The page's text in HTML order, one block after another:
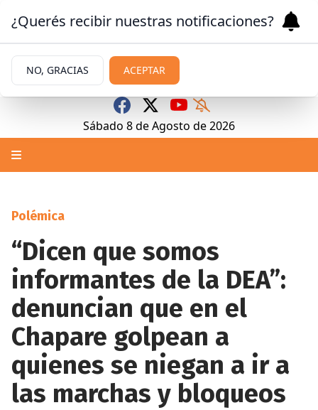
Sábado 8deAgosto de 2026
Polémica
“Dicen que somos
informantes de la DEA”:
denuncian que en el
Chapare golpean a
quienes se niegan a ir a
las marchas y bloqueos
¿Querés recibir nuestras notificaciones?
NO, GRACIAS ACEPTAR